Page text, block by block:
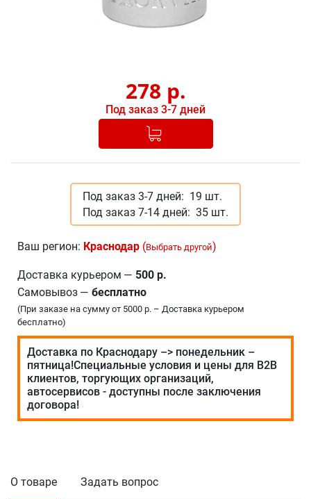
278 р.
Под заказ 3-7 дней
Добавлено в корзину
Под заказ 3-7 дней: 19 шт.
Под заказ 7-14 дней: 35 шт.
Ваш регион: Краснодар (Выбрать другой)
Доставка курьером — 500 р.
Самовывоз — бесплатно
(При заказе на сумму от 5000 р. – Доставка курьером
бесплатно)
Доставка по Краснодару –> понедельник –
пятница!Специальные условия и цены для В2В
клиентов, торгующих организаций,
автосервисов - доступны после заключения
договора!
О товаре Задать вопрос